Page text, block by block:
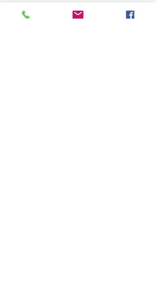
Parlamentario de Morena en la 61